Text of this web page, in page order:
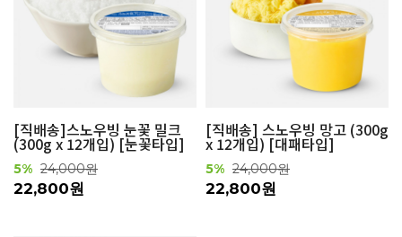
[직배송]스노우빙 눈꽃 밀크
(300g x 12개입) [눈꽃타입]
5% 24,000원
22,800원
[직배송] 스노우빙 망고 (300g
x 12개입) [대패타입]
5% 24,000원
22,800원